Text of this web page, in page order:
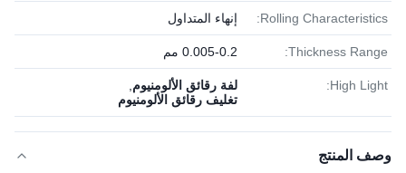
Rolling Characteristics: إنهاء المتداول
Thickness Range: 0.005-0.2 مم
High Light: لفة رقائق الألومنيوم
تغليف رقائق الألومنيوم
وصف المنتج